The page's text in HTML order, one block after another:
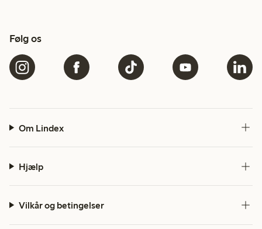
Følg os
Om Lindex
Hjælp
Vilkår og betingelser